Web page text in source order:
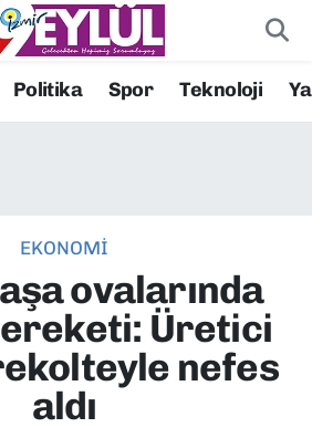
Politika Spor Teknoloji
EKONOMİ
ovalarında
Üretici
nefes
aldı
Eczaneler
Durumu ve Fikstür